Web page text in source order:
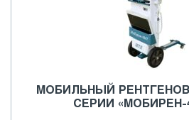
МОБИЛЬНЫЙ
СЕРИИ «МОБИРЕН-